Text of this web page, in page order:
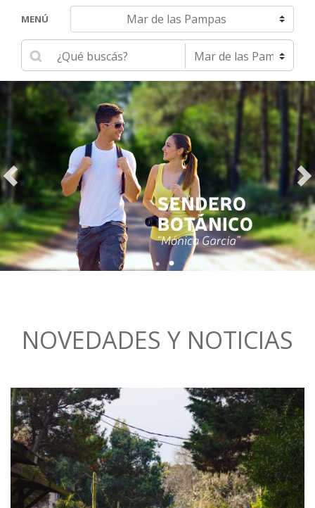
MENÚ Navegar hacia otra localidad
Ingrese su búsqueda Seleccione una localidad
NOVEDADES Y NOTICIAS